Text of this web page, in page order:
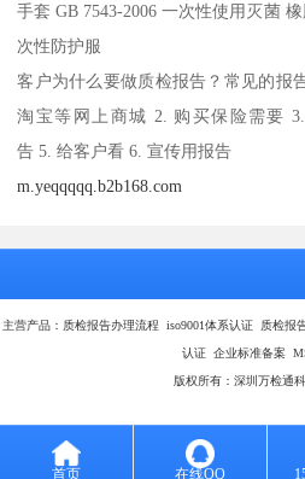
手套 GB 7543-2006 一次性使用灭菌
次性防护服
客户为什么要做质检报告？常见的报
淘宝等网上商城 2. 购买保险需要
告 5. 给客户看 6. 宣传用报告
m.yeqqqqq.b2b168.com
主营产品：质检报告办理流程 iso9001体系认证 质检
认证 企业标准备案
版权所有：深圳万检通
首页 在线QQ